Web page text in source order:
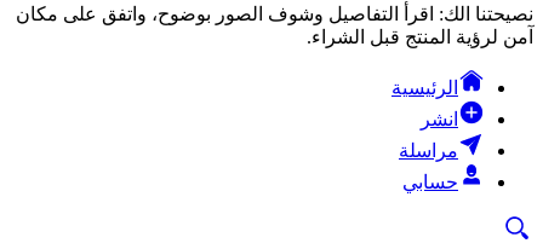
نصيحتنا الك: اقرأ التفاصيل وشوف الصور بوضوح، واتفق على مكان
آمن لرؤية المنتج قبل الشراء.
الرئيسية
انشر
مراسلة
حسابي